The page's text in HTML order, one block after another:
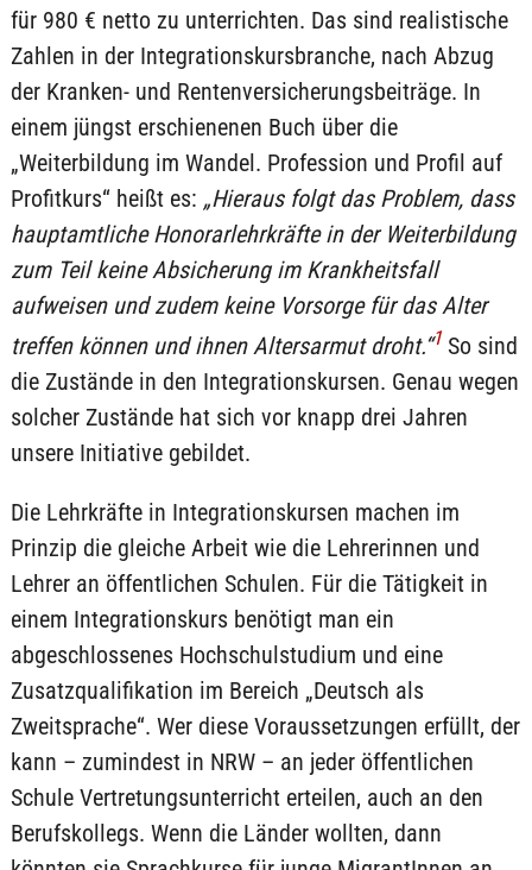
für 980 € netto zu unterrichten. Das sind realistische
Zahlen in der Integrationskursbranche, nach Abzug
der Kranken- und Rentenversicherungsbeiträge. In
einem jüngst erschienenen Buch über die
„Weiterbildung im Wandel. Profession und Profil auf
Profitkurs“ heißt es: „Hieraus folgt das Problem, dass
hauptamtliche Honorarlehrkräfte in der Weiterbildung
zum Teil keine Absicherung im Krankheitsfall
aufweisen und zudem keine Vorsorge für das Alter
treffen können und ihnen Altersarmut droht.“1So sind
die Zustände in den Integrationskursen. Genau wegen
solcher Zustände hat sich vor knapp drei Jahren
unsere Initiative gebildet.
Die Lehrkräfte in Integrationskursen machen im
Prinzip die gleiche Arbeit wie die Lehrerinnen und
Lehrer an öffentlichen Schulen. Für die Tätigkeit in
einem Integrationskurs benötigt man ein
abgeschlossenes Hochschulstudium und eine
Zusatzqualifikation im Bereich „Deutsch als
Zweitsprache“. Wer diese Voraussetzungen erfüllt, der
kann – zumindest in NRW – an jeder öffentlichen
Schule Vertretungsunterricht erteilen, auch an den
Berufskollegs. Wenn die Länder wollten, dann